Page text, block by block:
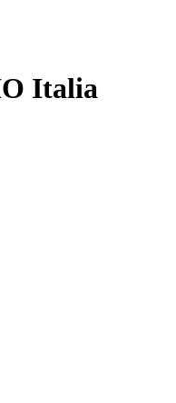
Italia